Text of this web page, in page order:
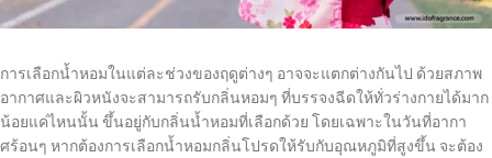
การเลือกน้ำหอมในแต่ละช่วงของฤดูต่างๆ อาจจะแตกต่างกันไป ด้วยสภาพ
อากาศและผิวหนังจะสามารถรับกลิ่นหอมๆ ที่บรรจงฉีดให้ทั่วร่างกายได้มาก
น้อยแค่ไหนนั้น ขึ้นอยู่กับกลิ่นน้ำหอมที่เลือกด้วย โดยเฉพาะในวันที่อากา
ศร้อนๆ หากต้องการเลือกน้ำหอมกลิ่นโปรดให้รับกับอุณหภูมิที่สูงขึ้น จะต้อง